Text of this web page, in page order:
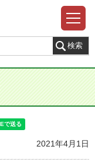
2021年4月1日